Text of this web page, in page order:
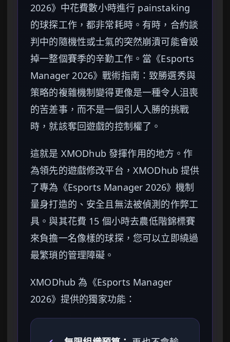
2026》中花費數小時進行 painstaking
的球探工作，都非常耗時。有時，合約談
判中的隨機性或士氣的突然崩潰可能會毀
掉一整個賽季的辛勤工作。當《Esports
Manager 2026》戰術指南：致勝選秀與
策略的複雜機制變得更像是一種令人沮喪
的苦差事，而不是一個引人入勝的挑戰
時，就該奪回遊戲的控制權了。
這就是 XMODhub 發揮作用的地方。作
為領先的遊戲修改平台，XMODhub 提供
了專為《Esports Manager 2026》機制
量身打造的、安全且無法被偵測的作弊工
具。與其花費 15 個小時去農低階錦標賽
來負擔一名像樣的球探，您可以立即繞過
最繁瑣的管理障礙。
XMODhub 為《Esports Manager
2026》提供的獨家功能：